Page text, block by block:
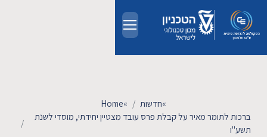
לימודים
Home» חדשות»
ברכות לתומר מאיר על קבלת פרס עובד מצטיין יחידתי, מוסדי לשנת
תשע"ו